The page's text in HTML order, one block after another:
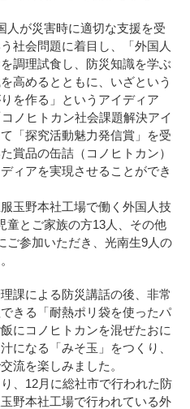
が災害時に適切な支援を受
社会問題に着目し、「外国人
調理試食し、防災知識を学ぶ
高めるとともに、いざという
を作る」というアイディア
ノヒトカン社会課題解決アイ
「探究活動魅力発信賞」を受
賞品の缶詰（コノヒトカン）
ィアを実現させることができ
玉野本社工場で働く外国人技
童とご家族の方13人、その他
ご参加いただき、光南生9人の
課による防災講話の後、非常
きる「耐熱ポリ袋を使ったパ
にコノヒトカンを混ぜたおに
になる「みそ玉」をつくり、
流を楽しみました。
、12月に総社市で行われた防
野本社工場で行われている外